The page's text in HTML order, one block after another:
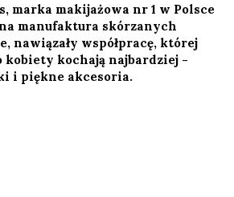
marka makijażowa nr 1 w Polsce
manufaktura skórzanych
nawiązały współpracę, której
kobiety kochają najbardziej -
i piękne akcesoria.